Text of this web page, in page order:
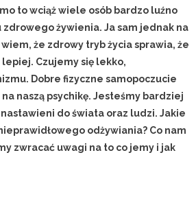
to wciąż wiele osób bardzo luźno
żywienia. Ja sam jednak na
że zdrowy tryb życia sprawia, że
Czujemy się lekko,
Dobre fizyczne samopoczucie
naszą psychikę. Jesteśmy bardziej
do świata oraz ludzi. Jakie
odżywiania? Co nam
zwracać uwagi na to co jemy i jak